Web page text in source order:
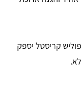
פוליש קריסטל יספק